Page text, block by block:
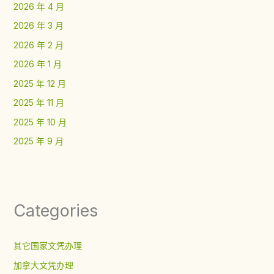
2026 年 4 月
2026 年 3 月
2026 年 2 月
2026 年 1 月
2025 年 12 月
2025 年 11 月
2025 年 10 月
2025 年 9 月
Categories
其它国家文凭办理
加拿大文凭办理